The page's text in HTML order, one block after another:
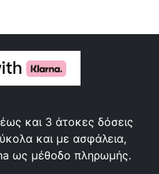
και 3 άτοκες δόσεις
και με ασφάλεια,
ως μέθοδο πληρωμής.